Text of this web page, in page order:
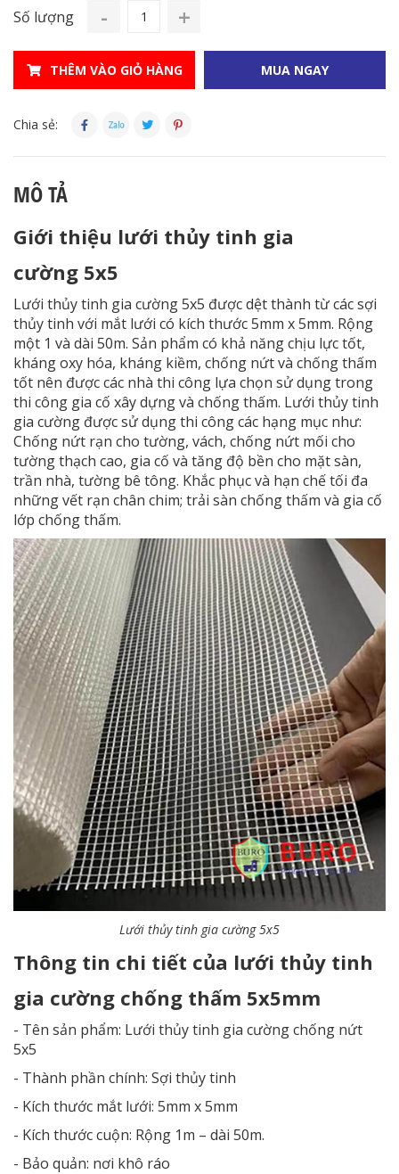
Số lượng - +
THÊM VÀO GIỎ HÀNG MUA NGAY
Chia sẻ:
MÔ TẢ
Giới thiệu lưới thủy tinh gia
cường 5x5
Lưới thủy tinh gia cường5x5 được dệt thành từ các sợi
thủy tinh với mắt lưới có kích thước 5mm x 5mm. Rộng
một 1 và dài 50m. Sản phẩm có khả năng chịu lực tốt,
kháng oxy hóa, kháng kiềm, chống nứt và chống thấm
tốt nên được các nhà thi công lựa chọn sử dụng trong
thi công gia cố xây dựng và chống thấm. Lưới thủy tinh
gia cường được sử dụng thi công các hạng mục như:
Chống nứt rạn cho tường, vách, chống nứt mối cho
tường thạch cao, gia cố và tăng độ bền cho mặt sàn,
trần nhà, tường bê tông. Khắc phục và hạn chế tối đa
những vết rạn chân chim; trải sàn chống thấm và gia cố
lớp chống thấm.
Lưới thủy tinh gia cường 5x5
Thông tin chi tiết của lưới thủy tinh
gia cường chống thấm 5x5mm
- Tên sản phẩm: Lưới thủy tinh gia cường chống nứt
5x5
- Thành phần chính: Sợi thủy tinh
- Kích thước mắt lưới: 5mm x 5mm
- Kích thước cuộn: Rộng 1m – dài 50m.
- Bảo quản: nơi khô ráo